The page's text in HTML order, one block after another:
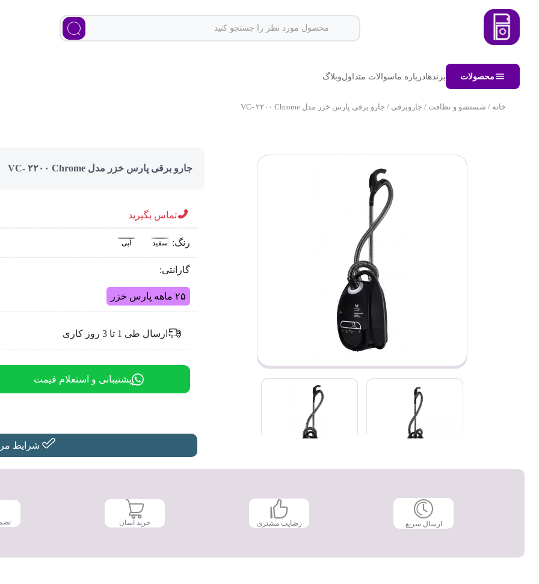
محصولات برندهادرباره ماسوالات متداولوبلاگ
خانه / شستشو و نظافت / جاروبرقی / جارو برقی پارس خزر مدل VC- ۲۲۰۰ Chrome
جارو برقی پارس خزر مدل VC- ۲۲۰۰ Chrome
تماس بگیرید
رنگ: سفید آبی
گارانتی:
۲۵ ماهه پارس خزر
ارسال طی 1 تا 3 روز کاری
پشتیبانی و استعلام قیمت
شرایط
ارسال سریع رضایت مشتری خرید آسان